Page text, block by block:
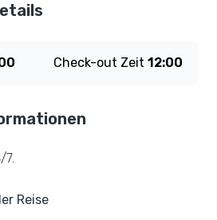
Check-out Zeit 12:00
7.
Reise